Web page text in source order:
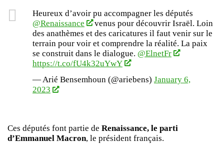
Heureux d’avoir pu accompagner les députés
@Renaissance
⁩ venus pour découvrir Israël. Loin
des anathèmes et des caricatures il faut venir sur le
terrain pour voir et comprendre la réalité. La paix
se construit dans le dialogue. ⁦ @ElnetFr
https://t.co/fU4k32uYwY
— Arié Bensemhoun (@ariebens) January 6,
2023
Ces députés font partie de Renaissance, le parti
d’Emmanuel Macron, le président français.